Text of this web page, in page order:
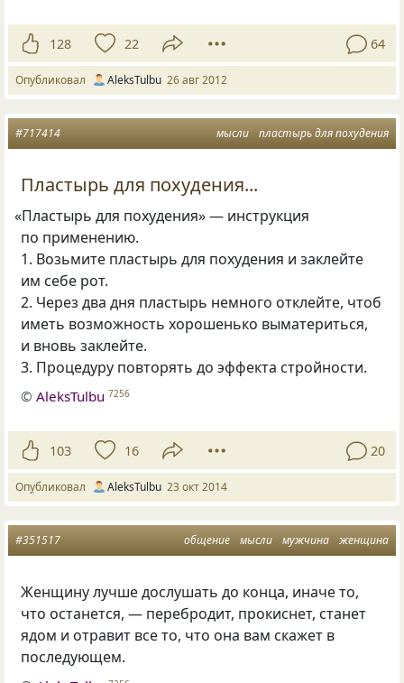
128 22 64
Опубликовал AleksTulbu 26 авг 2012
мысли пластырь для похудения
#717414
Пластырь для похудения...
«Пластырь для похудения» — инструкция
по применению.
1. Возьмите пластырь для похудения и заклейте
им себе рот.
2. Через два дня пластырь немного отклейте, чтоб
иметь возможность хорошенько выматериться,
и вновь заклейте.
3. Процедуру повторять до эффекта стройности.
©AleksTulbu 7256
103 16 20
Опубликовал AleksTulbu 23 окт 2014
общение мысли мужчина женщина
#351517
Женщину лучше дослушать до конца, иначе то,
что останется, — перебродит, прокиснет, станет
ядом и отравит все то, что она вам скажет в
последующем.